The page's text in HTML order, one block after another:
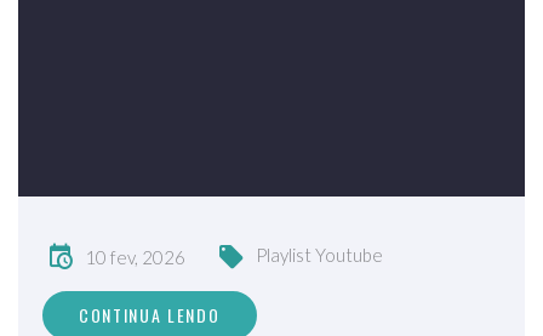
10 fev, 2026 Playlist Youtube
CONTINUA LENDO